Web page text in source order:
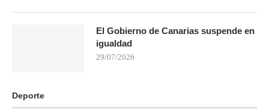
El Gobierno de Canarias suspende en
igualdad
29/07/2026
Deporte